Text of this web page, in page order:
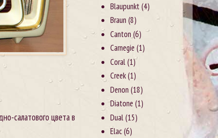
салатового цвета в
Blaupunkt(4)
Braun (8)
Canton (6)
Carnegie (1)
Coral(1)
Creek(1)
Denon (18)
Diatone (1)
Dual(15)
Elac(6)